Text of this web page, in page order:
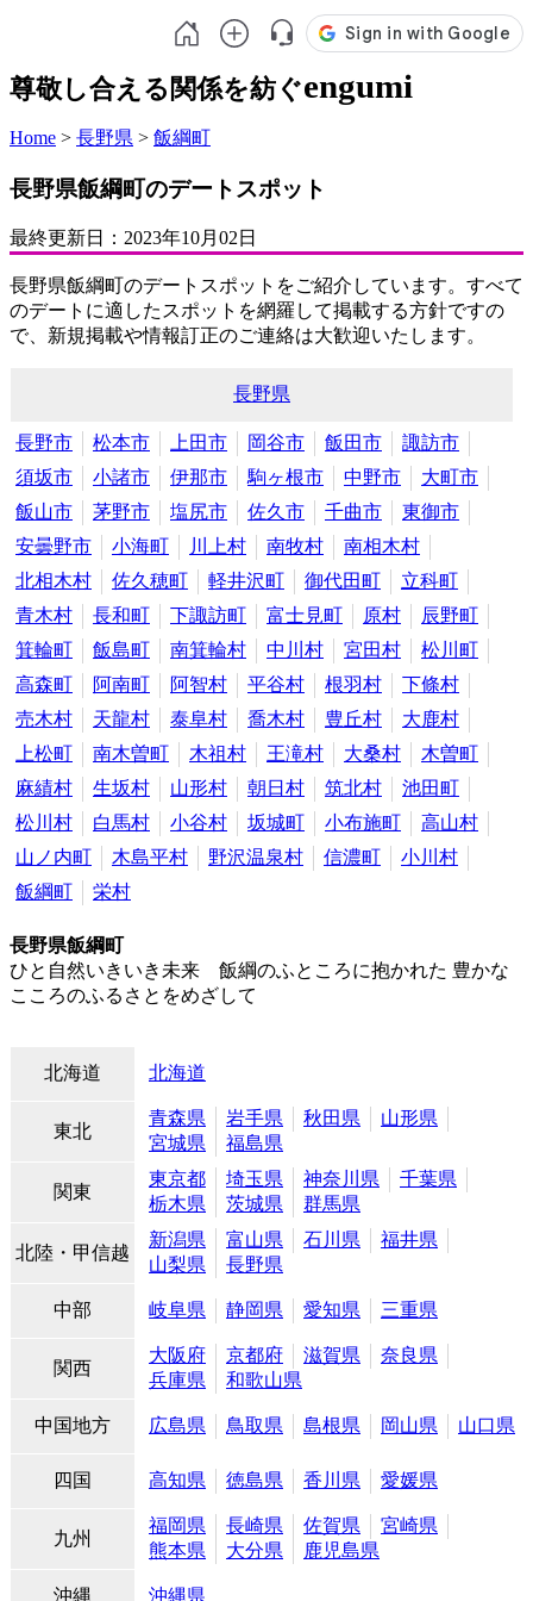
尊敬し合える関係を紡ぐengumi
Home > 長野県 > 飯綱町
長野県飯綱町のデートスポット
最終更新日： 2023年10月02日
長野県飯綱町のデートスポットをご紹介しています。すべて
のデートに適したスポットを網羅して掲載する方針ですの
で、新規掲載や情報訂正のご連絡は大歓迎いたします。
長野県
長野市 松本市 上田市 岡谷市 飯田市
諏訪市
須坂市
小諸市 伊那市 駒ヶ根市 中野市
大町市
飯山市
茅野市 塩尻市 佐久市 千曲市
東御市
安曇野市
小海町 川上村 南牧村
南相木村
北相木村
佐久穂町 軽井沢町 御代田町
立科町
青木村
長和町 下諏訪町 富士見町 原村
辰野町
箕輪町
飯島町 南箕輪村 中川村 宮田村
松川町
高森町
阿南町 阿智村 平谷村 根羽村
下條村
売木村
天龍村 泰阜村 喬木村 豊丘村
大鹿村
上松町
南木曽町 木祖村 王滝村 大桑村
木曽町
麻績村
生坂村 山形村 朝日村 筑北村
池田町
松川村
白馬村 小谷村 坂城町 小布施町
高山村
山ノ内町
木島平村 野沢温泉村 信濃町
小川村
飯綱町
栄村
長野県飯綱町
ひと自然いきいき未来 飯綱のふところに抱かれた 豊かな
こころのふるさとをめざして
北海道 北海道
東北
青森県 岩手県 秋田県
山形県
宮城県
福島県
関東
東京都 埼玉県 神奈川県
千葉県
栃木県
茨城県 群馬県
北陸・甲信越
新潟県 富山県 石川県
福井県
山梨県
長野県
中部 岐阜県 静岡県 愛知県 三重県
関西
大阪府 京都府 滋賀県
奈良県
兵庫県
和歌山県
中国地方 広島県 鳥取県 島根県 岡山県 山口県
四国 高知県 徳島県 香川県 愛媛県
九州
福岡県 長崎県 佐賀県
宮崎県
熊本県
大分県 鹿児島県
沖縄 沖縄県